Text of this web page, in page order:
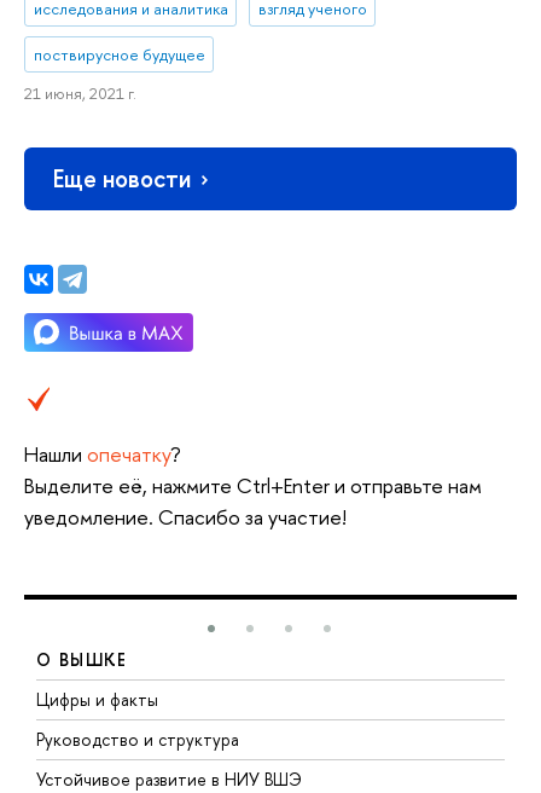
исследования и аналитика взгляд ученого
поствирусное будущее
21 июня, 2021 г.
Еще новости
Нашли опечатку?
Выделите её, нажмите Ctrl+Enter и отправьте нам
уведомление. Спасибо за участие!
О ВЫШКЕ
Цифры и факты
Руководство и структура
Устойчивое развитие в НИУ ВШЭ